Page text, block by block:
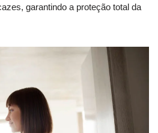
garantindo a proteção total da